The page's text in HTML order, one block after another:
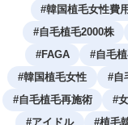
#韓国植毛女性費用
#自毛植毛2000株
#FAGA #自毛
#韓国植毛女性 #自
#自毛植毛再施術 #
#アイドル #植毛